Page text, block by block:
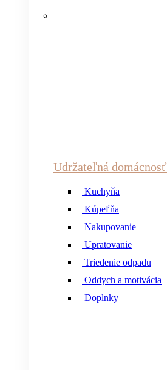
Udržateľná domácnosť
Kuchyňa
Kúpeľňa
Nakupovanie
Upratovanie
Triedenie odpadu
Oddych a motivácia
Doplnky